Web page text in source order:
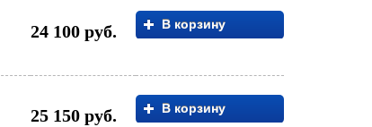
24 100 руб. В корзину
25 150 руб. В корзину